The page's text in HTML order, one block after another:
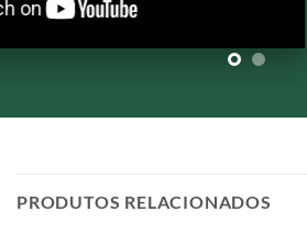
PRODUTOS RELACIONADOS